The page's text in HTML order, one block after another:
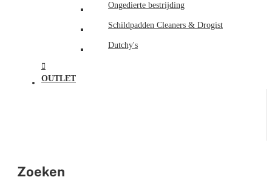
Ongedierte bestrijding
Schildpadden Cleaners & Drogist
Dutchy's
OUTLET
Zoeken